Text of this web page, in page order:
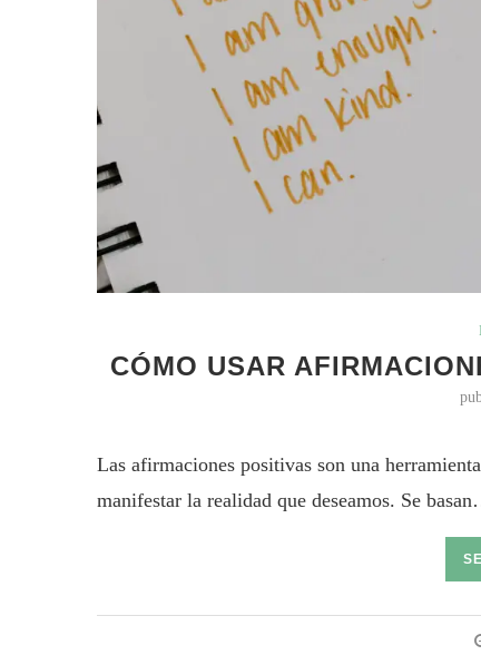
CÓMO USAR
Las afirmaciones positivas son una
manifestar la realidad que deseamos. Se